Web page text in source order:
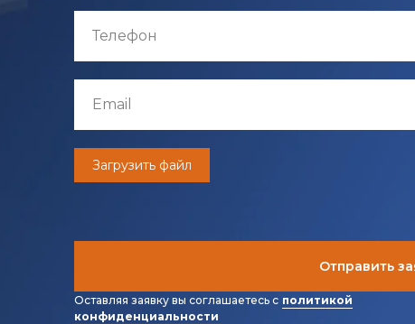
Загрузить файл
Отправить
Оставляя заявку вы соглашаетесь с политикой
конфиденциальности